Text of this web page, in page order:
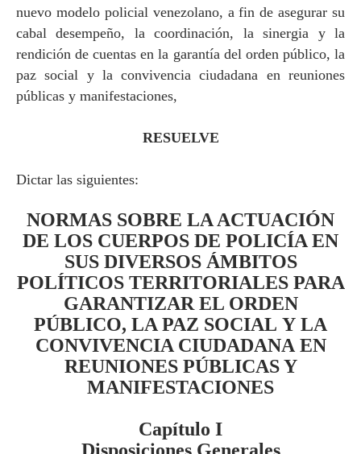
nuevo modelo policial venezolano, a fin de asegurar su
cabal desempeño, la coordinación, la sinergia y la
rendición de cuentas en la garantía del orden público, la
paz social y la convivencia ciudadana en reuniones
públicas y manifestaciones,
RESUELVE
Dictar las siguientes:
NORMAS SOBRE LA ACTUACIÓN
DE LOS CUERPOS DE POLICÍA EN
SUS DIVERSOS ÁMBITOS
POLÍTICOS TERRITORIALES PARA
GARANTIZAR EL ORDEN
PÚBLICO, LA PAZ SOCIAL Y LA
CONVIVENCIA CIUDADANA EN
REUNIONES PÚBLICAS Y
MANIFESTACIONES
Capítulo I